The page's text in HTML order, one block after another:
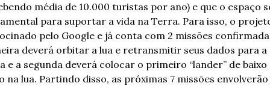
média de 10.000 turistas por ano) e que o espaço
para suportar a vida na Terra. Para isso, o
pelo Google e já conta com 2 missões
deverá orbitar a lua e retransmitir seus dados para a
e a segunda deverá colocar o primeiro “lander” de baixo
na lua. Partindo disso, as próximas 7 missões envolverão